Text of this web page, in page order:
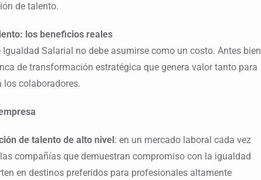
de talento.
los beneficios reales
Salarial no debe asumirse como un costo. Antes bien
de transformación estratégica que genera valor tanto para
los colaboradores.
de talento de alto nivel: en un mercado laboral cada vez
compañías que demuestran compromiso con la igualdad
en destinos preferidos para profesionales altamente